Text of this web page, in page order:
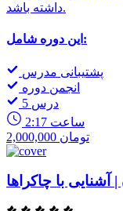
داشته باشد.
این دوره شامل:
پشتیبانی مدرس
انجمن دوره
5 درس
2:17 ساعت
2,000,000 تومان
با چاکراها